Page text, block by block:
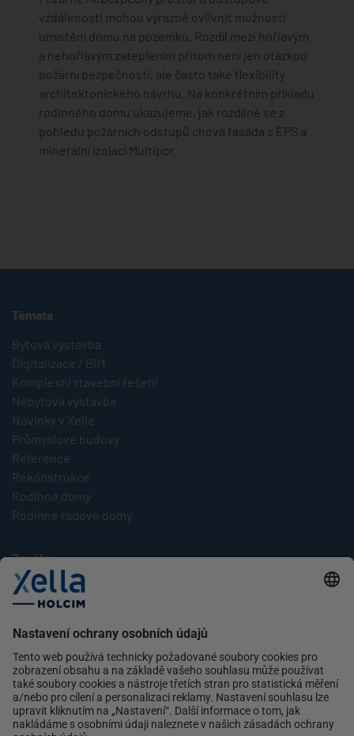
vzdálenosti mohou výrazně ovlivnit možnosti
umístění domu na pozemku. Rozdíl mezi hořlavým
a nehořlavým zateplením přitom není jen otázkou
požární bezpečnosti, ale často také flexibility
architektonického návrhu. Na konkrétním příkladu
rodinného domu ukazujeme, jak rozdílně se z
pohledu požárních odstupů chová fasáda s EPS a
minerální izolací Multipor.
Témata
Bytová výstavba
Digitalizace / BIM
Komplexní stavební řešení
Nebytová výstavba
Novinky v Xelle
Průmyslové budovy
Reference
Rekonstrukce
Rodinné domy
Rodinné řadové domy
Značky
Multipor
Silka
Xella
Kontakt
Ochrana osobních údajů